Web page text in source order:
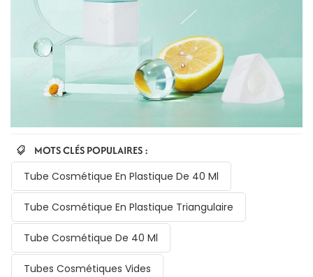
MOTS CLÉS POPULAIRES :
Tube Cosmétique En Plastique De 40 Ml
Tube Cosmétique En Plastique Triangulaire
Tube Cosmétique De 40 Ml
Tubes Cosmétiques Vides